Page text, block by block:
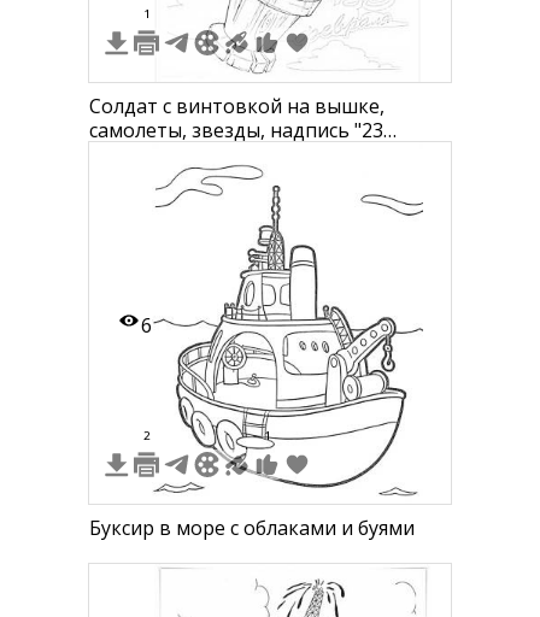
1
Солдат с винтовкой на вышке,
самолеты, звезды, надпись "23
6
2 1
Буксир в море с облаками и буями